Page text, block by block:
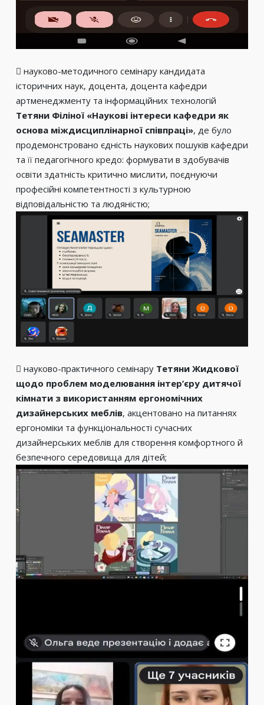
 науково-методичного семінару кандидата
історичних наук, доцента, доцента кафедри
артменеджменту та інформаційних технологій
Тетяни Філіної «Наукові інтереси кафедри як
основа міждисциплінарної співпраці», де було
продемонстровано єдність наукових пошуків кафедри
та її педагогічного кредо: формувати в здобувачів
освіти здатність критично мислити, поєднуючи
професійні компетентності з культурною
відповідальністю та людяністю;
 науково-практичного семінару Тетяни Жидкової
щодо проблем моделювання інтер’єру дитячої
кімнати з використанням ергономічних
дизайнерських меблів, акцентовано на питаннях
ергономіки та функціональності сучасних
дизайнерських меблів для створення комфортного й
безпечного середовища для дітей;